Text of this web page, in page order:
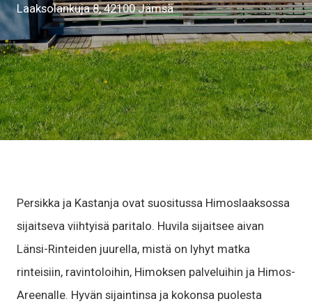
Laaksolankuja 8, 42100 Jämsä
Persikka ja Kastanja ovat suositussa Himoslaaksossa
sijaitseva viihtyisä paritalo. Huvila sijaitsee aivan
Länsi-Rinteiden juurella, mistä on lyhyt matka
rinteisiin, ravintoloihin, Himoksen palveluihin ja Himos-
Areenalle. Hyvän sijaintinsa ja kokonsa puolesta